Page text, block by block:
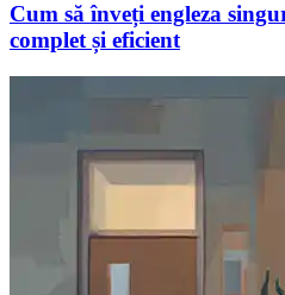
Cum să înveți engleza
complet și eficient